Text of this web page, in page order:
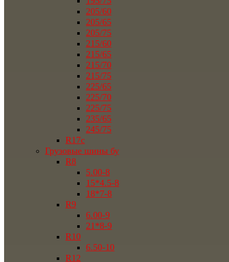
205/60
205/65
205/75
215/60
215/65
215/70
215/75
225/65
225/70
225/75
235/65
245/75
R17c
Грузовые шины бу
R8
5.00-8
15*4.5-8
18*7-8
R9
6.00-9
21*8-9
R10
6.50-10
R12